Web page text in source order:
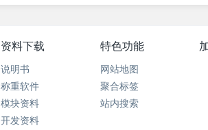
资料下载
说明书
称重软件
模块资料
开发资料
特色功能
网站地图
聚合标签
站内搜索